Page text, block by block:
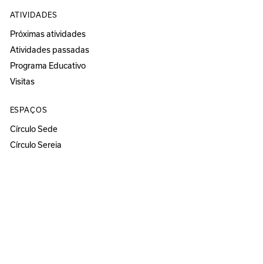
ATIVIDADES
Próximas atividades
Atividades passadas
Programa Educativo
Visitas
ESPAÇOS
Círculo Sede
Círculo Sereia